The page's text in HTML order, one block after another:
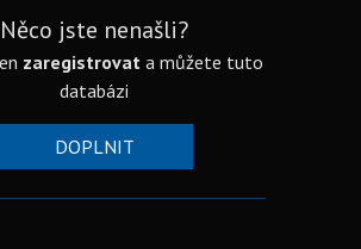
Něco jste nenašli?
zaregistrovat a můžete tuto
databázi
DOPLNIT